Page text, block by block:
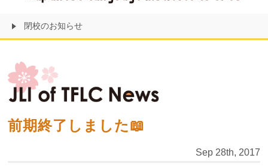
閉校のお知らせ
前期終了しました📖
Sep 28th, 2017